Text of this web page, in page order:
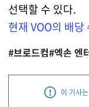
선택할 수 있다.
현재 VOO의 배
#브로드컴#엑손 엔
이 기사